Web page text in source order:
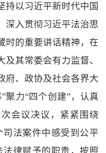
持以习近平新时代中国
深入贯彻习近平法治思
时的重要讲话精神，在
其常委会有力监督、
府、政协及社会各界大
”聚力“四个创建”，认真
会议决议，紧紧围绕
法案件中感受到公平
法律赋予的职责，按照